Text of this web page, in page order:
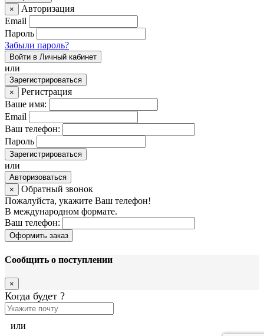
×
Авторизация
Email
Пароль
Забыли пароль?
Войти в Личный кабинет
или
Зарегистрироваться
×
Регистрация
Ваше имя:
Email
Ваш телефон:
Пароль
Зарегистрироваться
или
Авторизоваться
×
Обратный звонок
Пожалуйста, укажите Ваш телефон!
В международном формате.
Ваш телефон:
Оформить заказ
Сообщить о поступлении
×
Когда будет ?
или